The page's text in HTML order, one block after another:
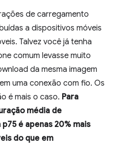
de carregamento
a dispositivos móveis
Talvez você já tenha
comum levasse muito
da mesma imagem
uma conexão com fio. Os
é mais o caso. Para
média de
é apenas 20% mais
do que em